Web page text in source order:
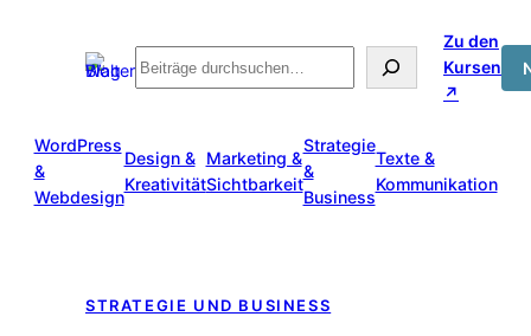
Suche
Zu den
Kursen
↗
WordPress
&
Webdesign
Design &
Kreativität
Marketing &
Sichtbarkeit
Strategie
&
Business
Texte &
Kommunikation
STRATEGIE UND BUSINESS